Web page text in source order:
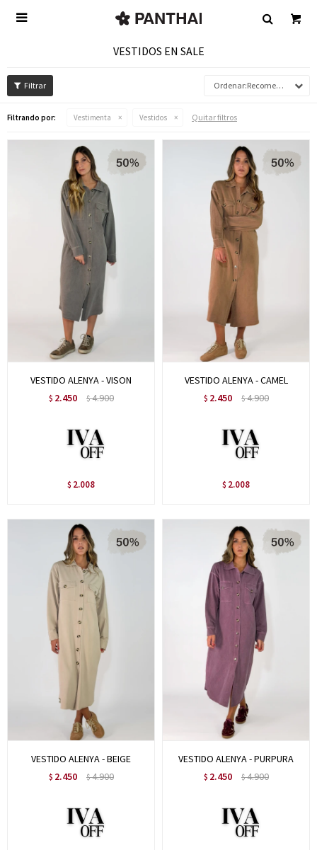

VESTIDOS EN SALE
Recomendados
Filtrando por: Vestimenta Vestidos Quitar filtros
VESTIDO ALENYA - VISON
$ 2.450 $4.900
$ 2.008
VESTIDO ALENYA - CAMEL
$ 2.450 $4.900
$ 2.008
VESTIDO ALENYA - BEIGE
$ 2.450 $4.900
VESTIDO ALENYA - PURPURA
$ 2.450 $4.900